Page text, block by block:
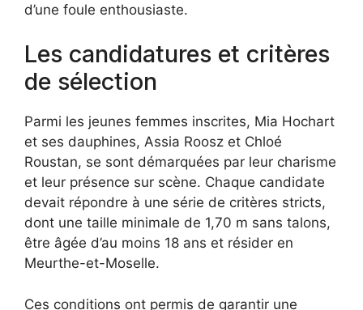
d’une foule enthousiaste.
Les candidatures et critères
de sélection
Parmi les jeunes femmes inscrites, Mia Hochart
et ses dauphines, Assia Roosz et Chloé
Roustan, se sont démarquées par leur charisme
et leur présence sur scène. Chaque candidate
devait répondre à une série de critères stricts,
dont une taille minimale de 1,70 m sans talons,
être âgée d’au moins 18 ans et résider en
Meurthe-et-Moselle.
Ces conditions ont permis de garantir une